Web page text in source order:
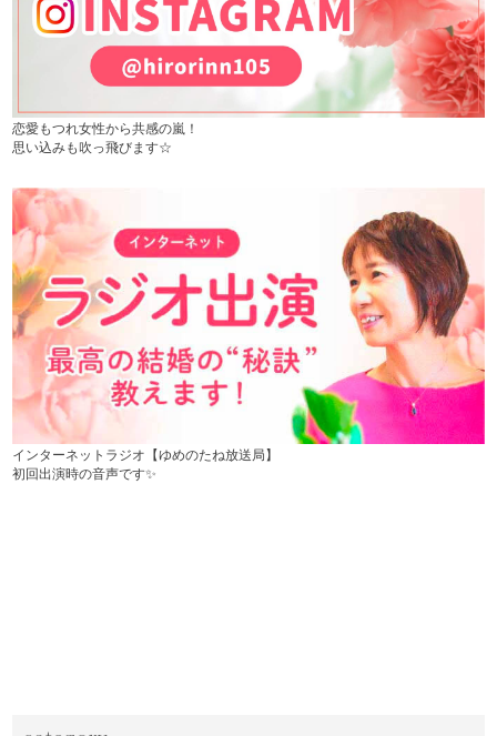
恋愛もつれ女性から共感の嵐！
思い込みも吹っ飛びます☆
インターネットラジオ【ゆめのたね放送局】
初回出演時の音声です✨